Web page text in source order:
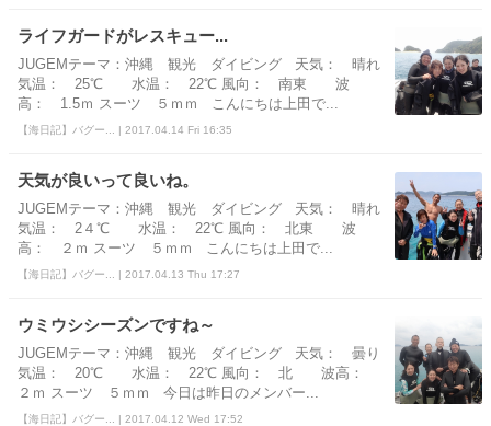
ライフガードがレスキュー...
JUGEMテーマ：沖縄 観光 ダイビング 天気： 晴れ
気温： 25℃ 水温： 22℃ 風向： 南東 波
高： 1.5ｍ スーツ ５ｍｍ こんにちは上田で...
【海日記】バグー... | 2017.04.14 Fri 16:35
天気が良いって良いね。
JUGEMテーマ：沖縄 観光 ダイビング 天気： 晴れ
気温： 2４℃ 水温： 22℃ 風向： 北東 波
高： ２ｍ スーツ ５ｍｍ こんにちは上田で...
【海日記】バグー... | 2017.04.13 Thu 17:27
ウミウシシーズンですね～
JUGEMテーマ：沖縄 観光 ダイビング 天気： 曇り
気温： 20℃ 水温： 22℃ 風向： 北 波高：
２ｍ スーツ ５ｍｍ 今日は昨日のメンバー...
【海日記】バグー... | 2017.04.12 Wed 17:52